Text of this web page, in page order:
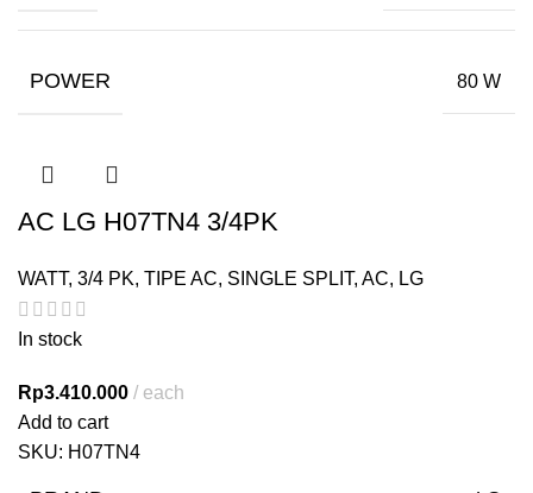
POWER 80 W
AC LG H07TN4 3/4PK
WATT, 3/4 PK, TIPE AC, SINGLE SPLIT, AC, LG
In stock
Rp3.410.000
each
Add to cart
SKU: H07TN4